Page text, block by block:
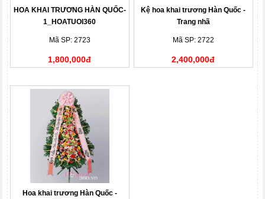
HOA KHAI TRƯƠNG HÀN QUỐC-
1_HOATUOI360
Mã SP: 2723
1,800,000đ
Kệ hoa khai trương Hàn Quốc -
Trang nhã
Mã SP: 2722
2,400,000đ
Hoa khai trương Hàn Quốc -